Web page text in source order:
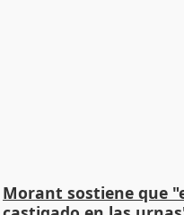
Morant sostiene que